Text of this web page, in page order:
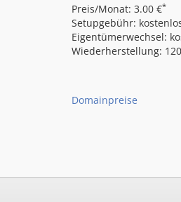
Preis/Monat: 3.00 €*
Setupgebühr:
Eigentümerwechsel:
Wiederherstellung:
Domainpreise